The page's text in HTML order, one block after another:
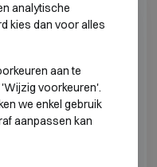
H848 B645 D565
H1003 B810 D725
H1193 B810 D725
analytische
kies dan voor alles
aan te
voorkeuren'.
we enkel gebruik
aanpassen kan